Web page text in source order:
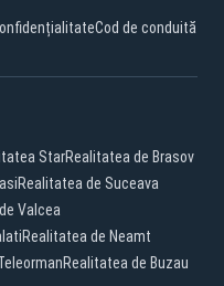
Cod de conduită
StarRealitatea de Brasov
Realitatea de Suceava
Valcea
Realitatea de Neamt
Realitatea de Buzau